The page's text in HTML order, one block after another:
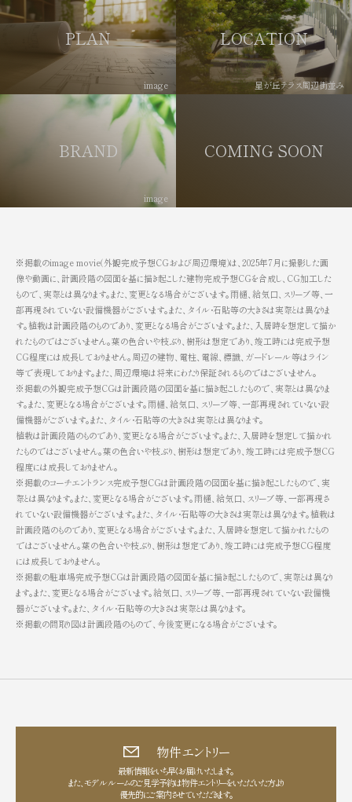
PLAN
image
LOCATION
星が丘テラス周辺街並み
BRAND
image
COMING SOON
※掲載のimage movie（外観完成予想CGおよび周辺環境）は、2025年7月に撮影した画
像や動画に、計画段階の図面を基に描き起こした建物完成予想CGを合成し、CG加工した
もので、実際とは異なります。また、変更となる場合がございます。雨樋、給気口、スリーブ等、一
部再現されていない設備機器がございます。また、タイル・石貼等の大きさは実際とは異なりま
す。植栽は計画段階のものであり、変更となる場合がございます。また、入居時を想定して描か
れたものではございません。葉の色合いや枝ぶり、樹形は想定であり、竣工時には完成予想
CG程度には成長しておりません。周辺の建物、電柱、電線、標識、ガードレール等はライン
等で表現しております。また、周辺環境は将来にわたり保証されるものではございません。
※掲載の外観完成予想CGは計画段階の図面を基に描き起こしたもので、実際とは異なりま
す。また、変更となる場合がございます。雨樋、給気口、スリーブ等、一部再現されていない設
備機器がございます。また、タイル・石貼等の大きさは実際とは異なります。
植栽は計画段階のものであり、変更となる場合がございます。また、入居時を想定して描かれ
たものではございません。葉の色合いや枝ぶり、樹形は想定であり、竣工時には完成予想CG
程度には成長しておりません。
※掲載のコーチエントランス完成予想CGは計画段階の図面を基に描き起こしたもので、実
際とは異なります。また、変更となる場合がございます。雨樋、給気口、スリーブ等、一部再現さ
れていない設備機器がございます。また、タイル・石貼等の大きさは実際とは異なります。植栽は
計画段階のものであり、変更となる場合がございます。また、入居時を想定して描かれたもの
ではございません。葉の色合いや枝ぶり、樹形は想定であり、竣工時には完成予想CG程度
には成長しておりません。
※掲載の駐車場完成予想CGは計画段階の図面を基に描き起こしたもので、実際とは異なり
ます。また、変更となる場合がございます。給気口、スリーブ等、一部再現されていない設備機
器がございます。また、タイル・石貼等の大きさは実際とは異なります。
※掲載の間取り図は計画段階のもので、今後変更になる場合がございます。
物件エントリー
最新情報をいち早くお届けいたします。
また、モデルルームのご見学予約は物件エントリーをいただいた方より
優先的にご案内させていただきます。